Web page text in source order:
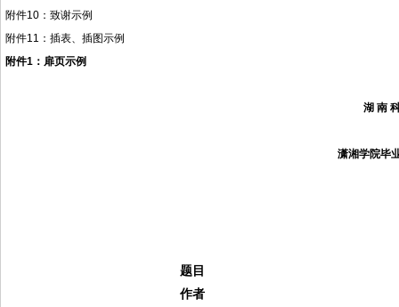
附件10：致谢示例
附件11 ：插表、插图示例
附件1：扉页示例
湖 南
潇湘学院毕
题目
作者